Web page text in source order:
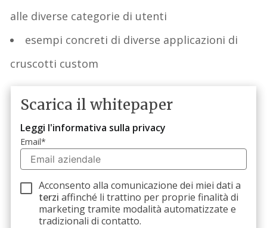
alle diverse categorie di utenti
esempi concreti di diverse applicazioni di
cruscotti custom
Scarica il whitepaper
Leggi l'informativa sulla privacy
Email*
Acconsento alla comunicazione dei miei dati a
terzi affinché li trattino per proprie finalità di
marketing tramite modalità automatizzate e
tradizionali di contatto.